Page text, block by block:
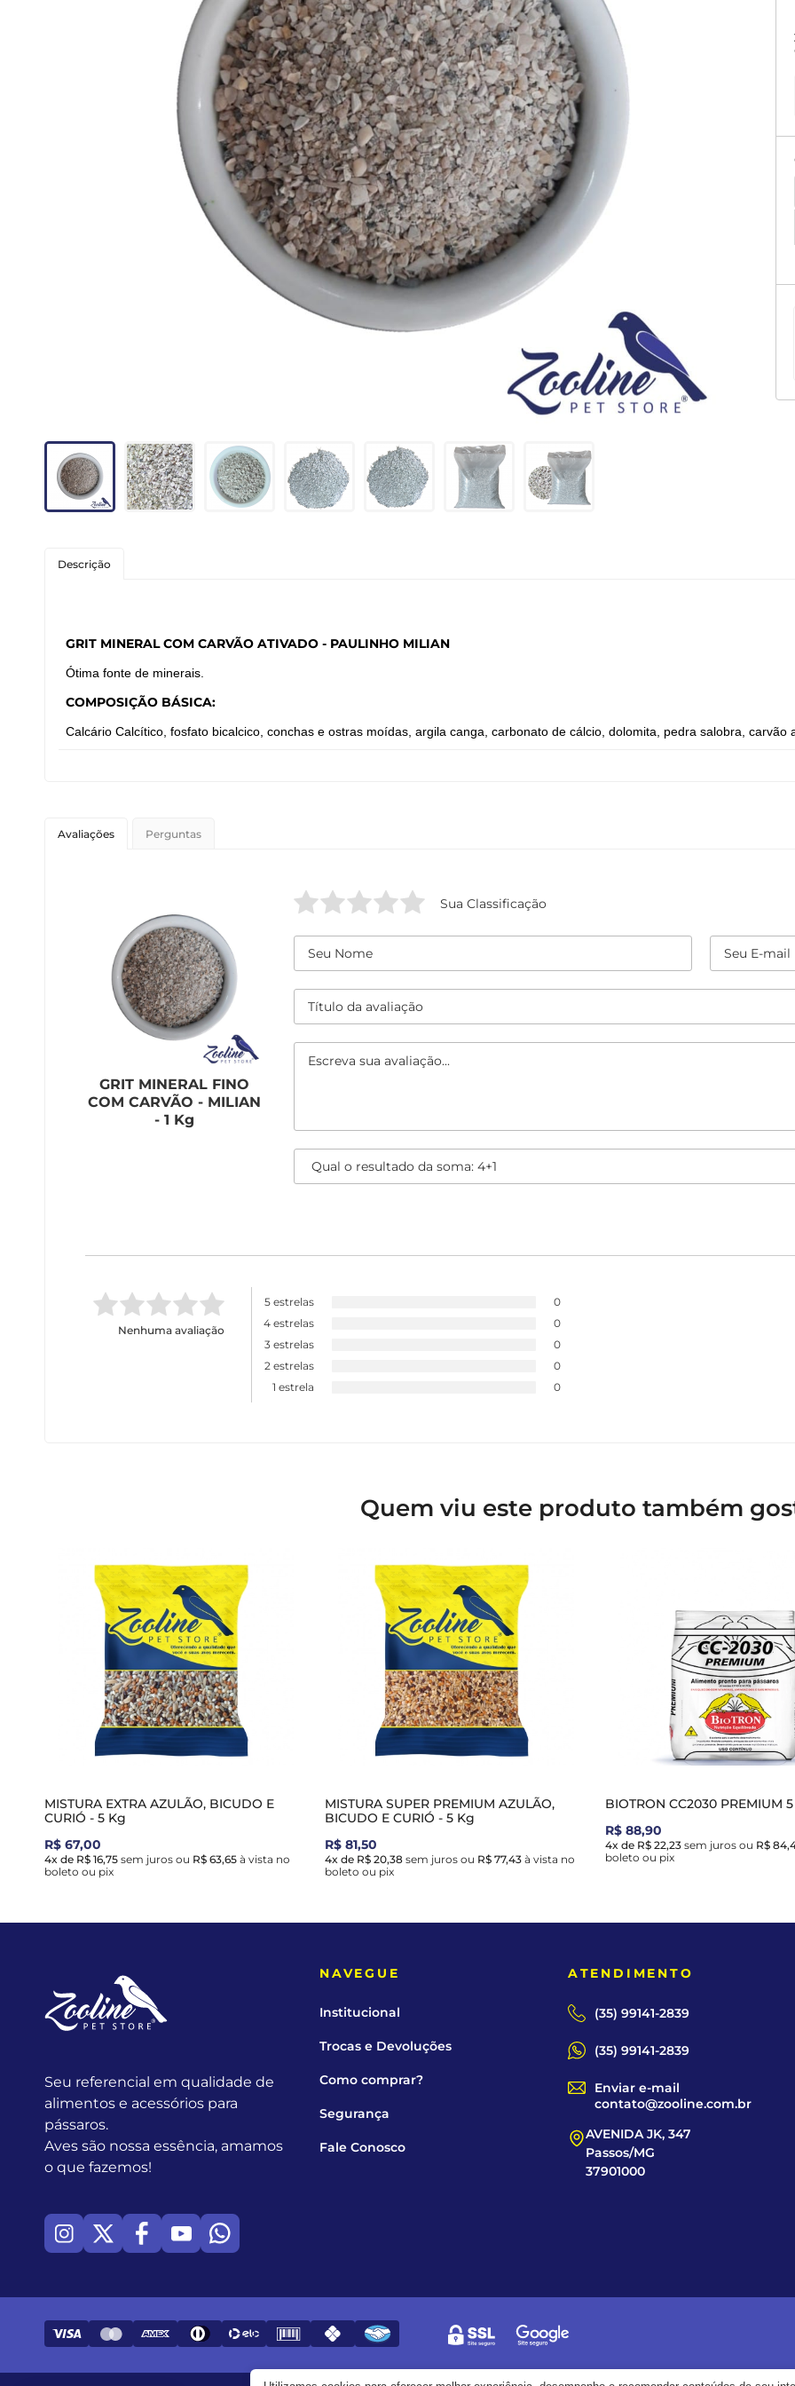
Capas
Equipamentos
Gaiolas
Medicamentos
Minerais
Ninhos
Porta Vitaminas
Peixes
Linha para Cães
Placas Identificação
Descrição
GRIT MINERAL COM CARVÃO ATIVADO - PAULINHO MILIAN
Ótima fonte de minerais.
COMPOSIÇÃO BÁSICA:
Calcário Calcítico, fosfato bicalcico, conchas e ostras moídas, argila canga, carbonato de cálcio, dolomita, pedra salobra, carvão
Avaliações Perguntas
GRIT MINERAL FINO
COM CARVÃO - MILIAN
- 1 Kg
Sua Classificação
Nenhuma avaliação
5 estrelas
0
4 estrelas
0
3 estrelas
0
2 estrelas
0
1 estrela
0
Quem viu este produto também
MISTURA EXTRA AZULÃO, BICUDO E
CURIÓ - 5 Kg
R$ 67,00
4x de R$ 16,75 sem juros ou R$ 63,65 à vista no
boleto ou pix
MISTURA SUPER PREMIUM AZULÃO,
BICUDO E CURIÓ - 5 Kg
R$ 81,50
4x de R$ 20,38 sem juros ou R$ 77,43 à vista no
boleto ou pix
BIOTRON CC2030 PREMIUM
R$ 88,90
4x de R$ 22,23 sem juros ou R$
boleto ou pix
Seu referencial em qualidade de
alimentos e acessórios para
pássaros.
Aves são nossa essência, amamos
o que fazemos!
NAVEGUE
Institucional
Trocas e Devoluções
Como comprar?
Segurança
Fale Conosco
ATENDIMENTO
(35) 99141-2839
(35) 99141-2839
Enviar e-mail
contato@zooline.com.br
AVENIDA JK, 347
Passos/MG
37901000